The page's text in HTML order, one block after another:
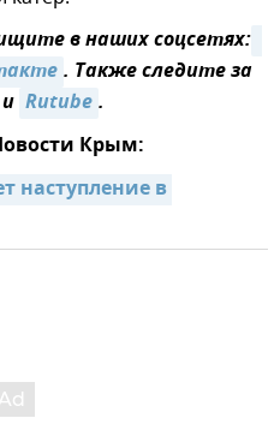
в наших соцсетях:
. Также следите за
и Rutube.
Крым:
наступление в